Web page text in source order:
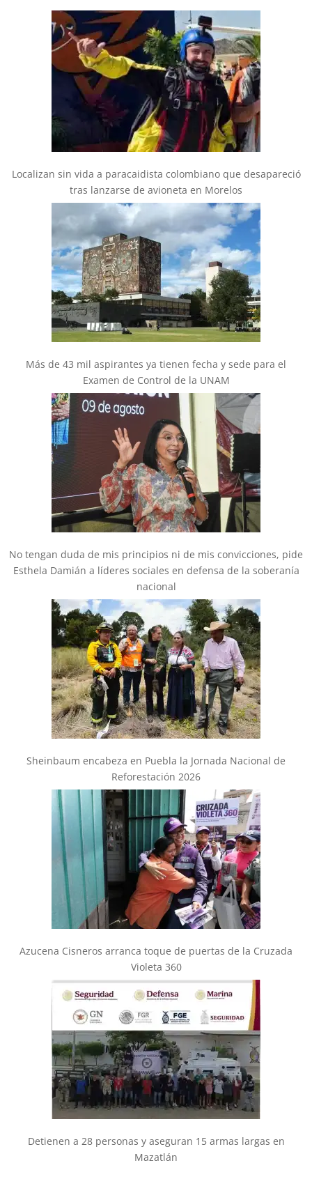
Localizan sin vida a paracaidista colombiano que desapareció
tras lanzarse de avioneta en Morelos
Más de 43 mil aspirantes ya tienen fecha y sede para el
Examen de Control de la UNAM
No tengan duda de mis principios ni de mis convicciones, pide
Esthela Damián a líderes sociales en defensa de la soberanía
nacional
Sheinbaum encabeza en Puebla la Jornada Nacional de
Reforestación 2026
Azucena Cisneros arranca toque de puertas de la Cruzada
Violeta 360
Detienen a 28 personas y aseguran 15 armas largas en
Mazatlán